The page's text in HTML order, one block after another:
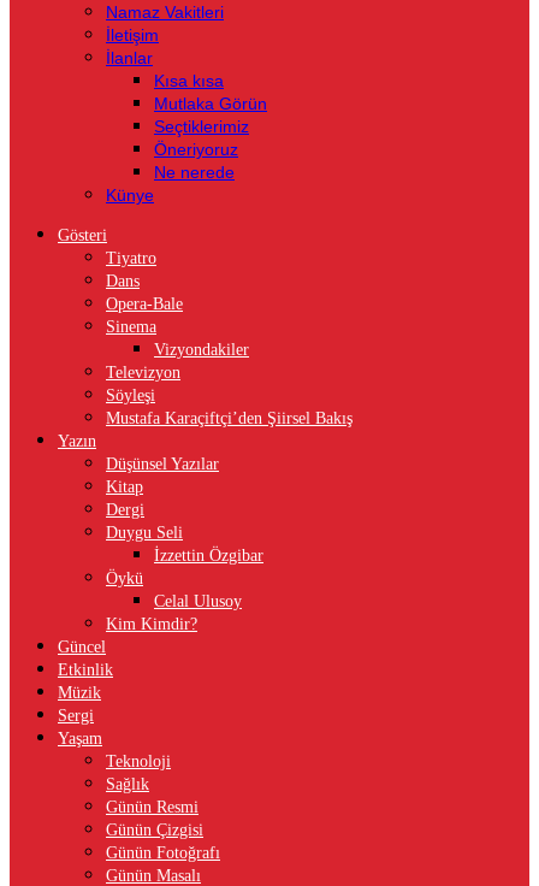
Namaz Vakitleri
İletişim
İlanlar
Kısa kısa
Mutlaka Görün
Seçtiklerimiz
Öneriyoruz
Ne nerede
Künye
Gösteri
Tiyatro
Dans
Opera-Bale
Sinema
Vizyondakiler
Televizyon
Söyleşi
Mustafa Karaçiftçi’den Şiirsel Bakış
Yazın
Düşünsel Yazılar
Kitap
Dergi
Duygu Seli
İzzettin Özgibar
Öykü
Celal Ulusoy
Kim Kimdir?
Güncel
Etkinlik
Müzik
Sergi
Yaşam
Teknoloji
Sağlık
Günün Resmi
Günün Çizgisi
Günün Fotoğrafı
Günün Masalı